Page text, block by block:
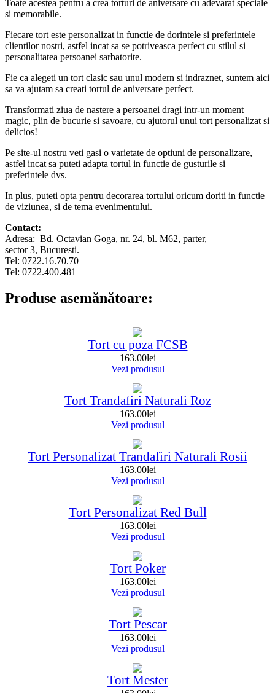
Toate acestea pentru a crea torturi de aniversare cu adevarat speciale
si memorabile.
Fiecare tort este personalizat in functie de dorintele si preferintele
clientilor nostri, astfel incat sa se potriveasca perfect cu stilul si
personalitatea persoanei sarbatorite.
Fie ca alegeti un tort clasic sau unul modern si indraznet, suntem aici
sa va ajutam sa creati tortul de aniversare perfect.
Transformati ziua de nastere a persoanei dragi intr-un moment
magic, plin de bucurie si savoare, cu ajutorul unui tort personalizat si
delicios!
Pe site-ul nostru veti gasi o varietate de optiuni de personalizare,
astfel incat sa puteti adapta tortul in functie de gusturile si
preferintele dvs.
In plus, puteti opta pentru decorarea tortului oricum doriti in functie
de viziunea, si de tema evenimentului.
Contact:
Adresa: Bd. Octavian Goga, nr. 24, bl. M62, parter,
sector 3, Bucuresti.
Tel: 0722.16.70.70
Tel: 0722.400.481
Produse asemănătoare:
Tort cu poza FCSB
163.00lei
Vezi produsul
Tort Trandafiri Naturali Roz
163.00lei
Vezi produsul
Tort Personalizat Trandafiri Naturali Rosii
163.00lei
Vezi produsul
Tort Personalizat Red Bull
163.00lei
Vezi produsul
Tort Poker
163.00lei
Vezi produsul
Tort Pescar
163.00lei
Vezi produsul
Tort Mester